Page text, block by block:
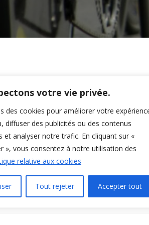
votre vie privée.
des cookies pour améliorer votre
diffuser des publicités ou des contenus
et analyser notre trafic. En cliquant sur «
», vous consentez à notre utilisation des
relative aux cookies
Tout rejeter Accepter tout
Nos prestations
INTERNATIONAL
NATIONAL